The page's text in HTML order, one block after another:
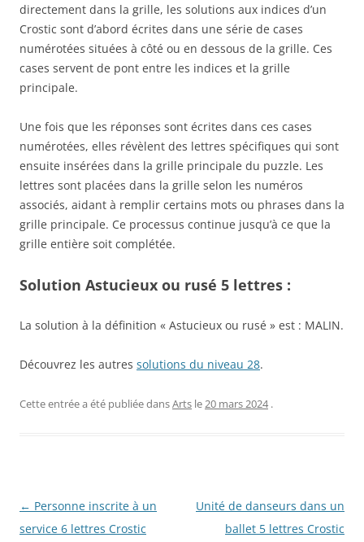
directement dans la grille, les solutions aux indices d’un
Crostic sont d’abord écrites dans une série de cases
numérotées situées à côté ou en dessous de la grille. Ces
cases servent de pont entre les indices et la grille
principale.
Une fois que les réponses sont écrites dans ces cases
numérotées, elles révèlent des lettres spécifiques qui sont
ensuite insérées dans la grille principale du puzzle. Les
lettres sont placées dans la grille selon les numéros
associés, aidant à remplir certains mots ou phrases dans la
grille principale. Ce processus continue jusqu’à ce que la
grille entière soit complétée.
Solution Astucieux ou rusé 5 lettres :
La solution à la définition « Astucieux ou rusé » est : MALIN.
Découvrez les autres solutions du niveau 28.
Cette entrée a été publiée dansArts le20 mars 2024 .
Navigation
des
← Personne inscrite à un
service 6 lettres Crostic
Unité de danseurs dans un
ballet 5 lettres Crostic